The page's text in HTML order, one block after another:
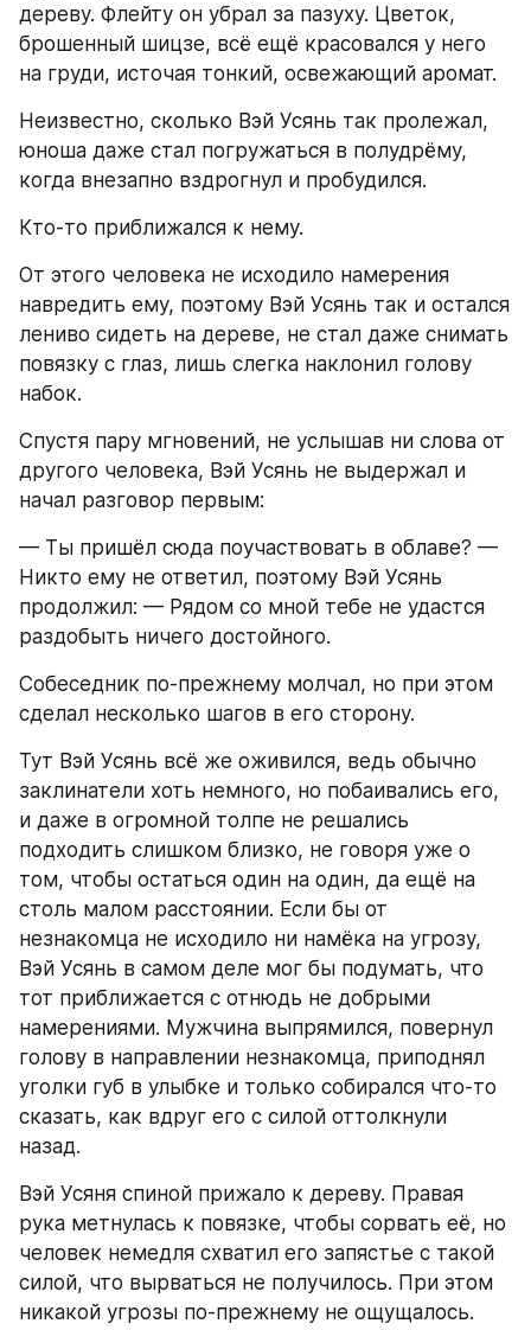
дереву. Флейту он убрал за пазуху. Цветок,
брошенный шицзе, всё ещё красовался у него
на груди, источая тонкий, освежающий аромат.
Неизвестно, сколько Вэй Усянь так пролежал,
юноша даже стал погружаться в полудрёму,
когда внезапно вздрогнул и пробудился.
Кто-то приближался к нему.
От этого человека не исходило намерения
навредить ему, поэтому Вэй Усянь так и остался
лениво сидеть на дереве, не стал даже снимать
повязку с глаз, лишь слегка наклонил голову
набок.
Спустя пару мгновений, не услышав ни слова от
другого человека, Вэй Усянь не выдержал и
начал разговор первым:
— Ты пришёл сюда поучаствовать в облаве? —
Никто ему не ответил, поэтому Вэй Усянь
продолжил: — Рядом со мной тебе не удастся
раздобыть ничего достойного.
Собеседник по-прежнему молчал, но при этом
сделал несколько шагов в его сторону.
Тут Вэй Усянь всё же оживился, ведь обычно
заклинатели хоть немного, но побаивались его,
и даже в огромной толпе не решались
подходить слишком близко, не говоря уже о
том, чтобы остаться один на один, да ещё на
столь малом расстоянии. Если бы от
незнакомца не исходило ни намёка на угрозу,
Вэй Усянь в самом деле мог бы подумать, что
тот приближается с отнюдь не добрыми
намерениями. Мужчина выпрямился, повернул
голову в направлении незнакомца, приподнял
уголки губ в улыбке и только собирался что-то
сказать, как вдруг его с силой оттолкнули
назад.
Вэй Усяня спиной прижало к дереву. Правая
рука метнулась к повязке, чтобы сорвать её, но
человек немедля схватил его запястье с такой
силой, что вырваться не получилось. При этом
никакой угрозы по-прежнему не ощущалось.